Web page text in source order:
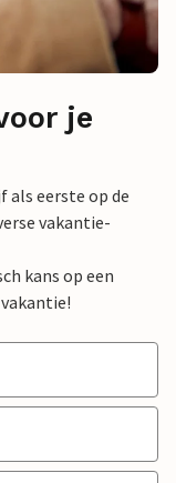
je
als eerste op de
vakantie-
kans op een